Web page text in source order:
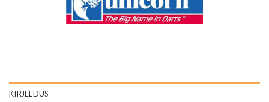
KIRJELDUS